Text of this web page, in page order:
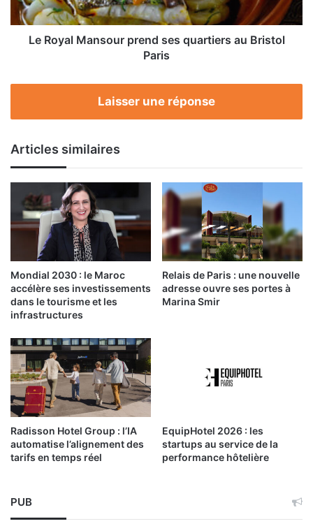
Bristol
Paris
Le Royal Mansour prend ses quartiers au Bristol
Paris
Laisser une réponse
Articles similaires
Mondial 2030 : le Maroc
accélère ses investissements
dans le tourisme et les
infrastructures
Relais de Paris : une nouvelle
adresse ouvre ses portes à
Marina Smir
Radisson Hotel Group : l’IA
automatise l’alignement des
tarifs en temps réel
EquipHotel 2026 : les
startups au service de la
performance hôtelière
PUB